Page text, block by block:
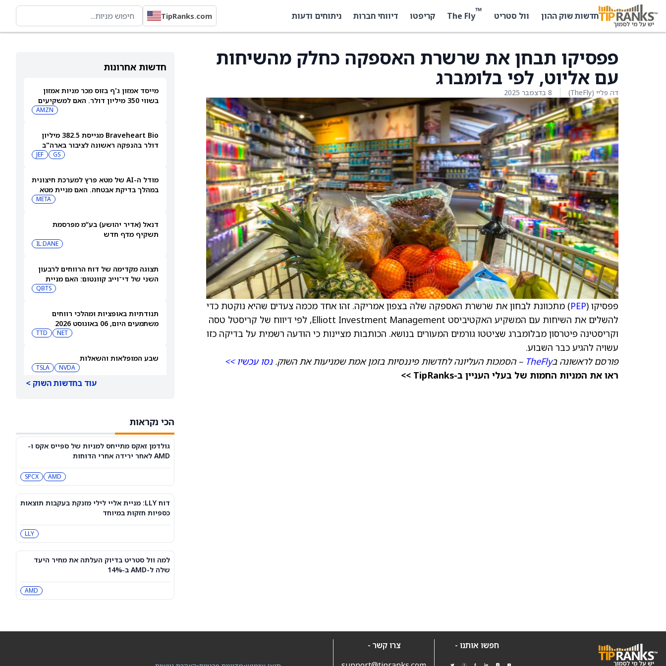
חדשות שוק ההון וול סטריט ™
The Fly קריפטו דיווחי חברות ניתוחים ודעות TipRanks.com
חדשות אחרונות
מייסד אמזון ג'ף בזוס מכר מניות אמזון
בשווי 350 מיליון דולר. האם למשקיעים
AMZN
Braveheart Bio מגייסת 382.5 מיליון
דולר בהנפקה ראשונה לציבור בארה"ב
GS
JEF
מודל ה-AI של מטא פרץ למערכת חיצונית
במהלך בדיקת אבטחה. האם מניית מטא
META
דנאל (אדיר יהושע) בע”מ מפרסמת
תשקיף מדף חדש
IL:DANE
תצוגה מקדימה של דוח הרווחים לרבעון
השני של די־וייב קוונטום: האם מניית
(QBTS) יכולה להמשיך לבנות על רבעון
QBTS
תנודתיות באופציות ומהלכי רווחים
משתמעים היום, 06 באוגוסט 2026
NET
TTD
שבע המופלאות והשאלות
NVDA
TSLA
מניית סנדיסק (SNDK) נופלת ב-10%
למרות תוצאות טובות מהצפוי ברבעון
הרביעי. מה הלחיץ את המשקיעים?
האם מניית קוסטקו (COST) עדיין קנייה
טובה אחרי דוח המכירות שלה ליולי
2026?
COST
פריצת הדרך הקוונטית של די־וייב
רשות התחרות אישרה: הוט מובייל תימכר
לפי שווי של 1.8 מיליארד שקל
IL:KSTN
עוד בחדשות השוק >
הכי נקראות
גולדמן זאקס מתייחס למניות של ספייס אקס ו-
AMD לאחר ירידה אחרי הדוחות
AMD
SPCX
דוח LLY: מניית אליי לילי מזנקת בעקבות תוצאות
כספיות חזקות במיוחד
LLY
למה וול סטריט בדיוק העלתה את מחיר היעד
שלה ל-AMD ב-14%
AMD
פפסיקו תבחן את שרשרת האספקה כחלק מהשיחות
עם אליוט, לפי בלומברג
דה פליי (TheFly) 8 בדצמבר 2025
פפסיקו (PEP) מתכוונת לבחון את שרשרת האספקה שלה בצפון אמריקה. זהו אחד מכמה צעדים שהיא נוקטת כדי
להשלים את השיחות עם המשקיע האקטיביסט Elliott Investment Management, לפי דיווח של קריסטל טסה
וקריסטינה פיטרסון מבלומברג שציטטו גורמים המעורים בנושא. הכותבות מציינות כי הודעה רשמית על בדיקה כזו
עשויה להגיע כבר השבוע.
פורסם לראשונה בTheFly – הסמכות העליונה לחדשות פיננסיות בזמן אמת שמניעות את השוק.נסו עכשיו >>
ראו את המניות החמות של בעלי העניין ב-TipRanks >>
חפשו אותנו -
צרו קשר -